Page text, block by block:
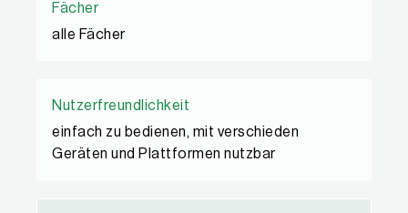
Fächer
alle Fächer
Nutzerfreundlichkeit
einfach zu bedienen, mit verschieden
Geräten und Plattformen nutzbar